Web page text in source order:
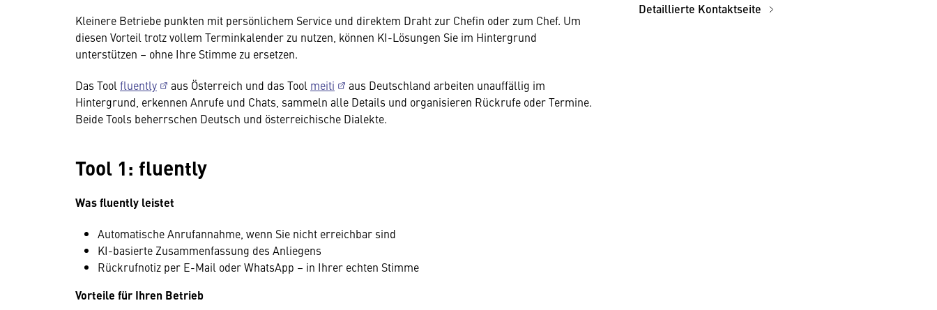
Kleinere Betriebe punkten mit persönlichem Service und direktem Draht zur Chefin oder zum Chef. Um
diesen Vorteil trotz vollem Terminkalender zu nutzen, können KI-Lösungen Sie im Hintergrund
unterstützen – ohne Ihre Stimme zu ersetzen.
Das Tool fluently aus Österreich und das Tool meiti
aus Deutschland arbeiten unauffällig im
Hintergrund, erkennen Anrufe und Chats, sammeln alle Details und organisieren Rückrufe oder Termine.
Beide Tools beherrschen Deutsch und österreichische Dialekte.
Tool 1: fluently
Was fluently leistet
Automatische Anrufannahme, wenn Sie nicht erreichbar sind
KI-basierte Zusammenfassung des Anliegens
Rückrufnotiz per E-Mail oder WhatsApp – in Ihrer echten Stimme
Vorteile für Ihren Betrieb
Detaillierte Kontaktseite